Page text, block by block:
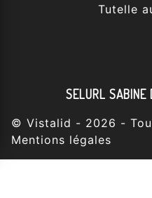
Tutelle
SELURL SABINE
© Vistalid - 2026 -
Mentions légales